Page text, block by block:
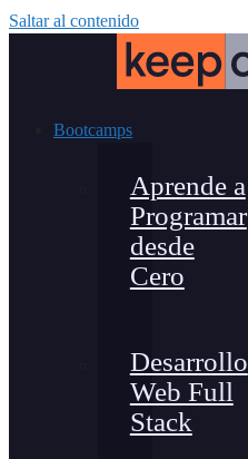
Saltar al contenido
Bootcamps
Aprende a
Programar
desde
Cero
Desarrollo
Web Full
Stack